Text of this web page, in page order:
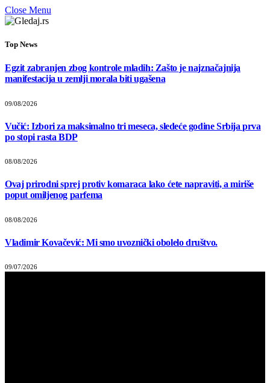
Close Menu
Top News
Egzit zabranjen zbog kontrole mladih: Zašto je najznačajnija
manifestacija u zemlji morala biti ugašena
09/08/2026
Vučić: Izbori za maksimalno tri meseca, sledeće godine Srbija prva
po stopi rasta BDP
08/08/2026
Ovaj prirodni sprej protiv komaraca lako ćete napraviti, a miriše
poput omiljenog parfema
08/08/2026
Vladimir Kovačević: Mi smo uvoznički obolelo društvo.
09/07/2026